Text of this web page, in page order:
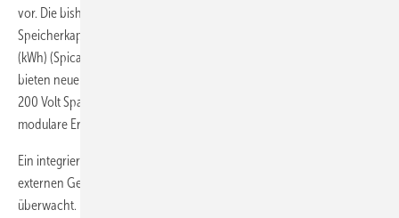
vor. Die bisher verfügbare Baureihe wird ersetzt durch Modelle mit
Speicherkapazitäten von 3,14 (Spica-30) und 5,1 Kilowattstunden
(kWh) (Spica-50). Bis zu vier Module in Reihen- oder Parallelschaltung
bieten neue Kombinationsmöglichkeiten. Diese reichen von 48 bis
200 Volt Spannung und drei bis 20 kWh Speicherkapazität durch
modulare Erweitung.
Ein integriertes Batteriemanagementsystem kommuniziert mit
externen Geräten. So wird auch jede Zelle im Gesamtsystem
überwacht. Es schützt die Speicher vor Überladung, Tiefentladung